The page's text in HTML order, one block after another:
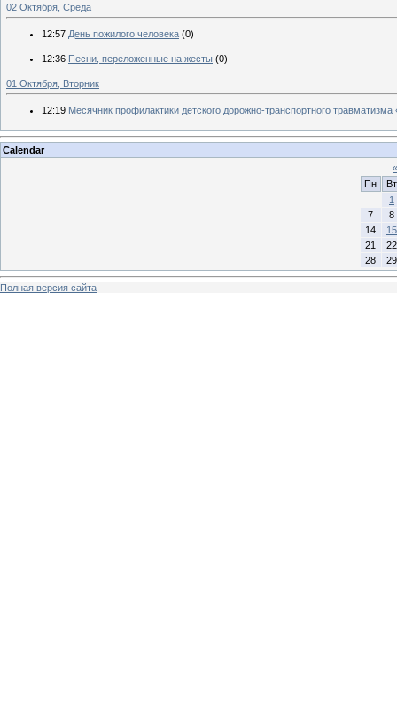
02 Октября, Среда
12:57 День пожилого человека (0)
12:36 Песни, переложенные на жесты (0)
01 Октября, Вторник
12:19 Месячник профилактики детского дорожно-транспортного
Calendar
«
Пн
Вт
1
7
8
14
15
21
22
28
29
Полная версия сайта